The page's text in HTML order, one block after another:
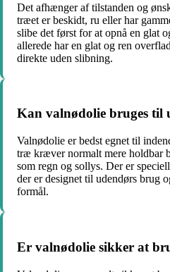
Det afhænger af tilstanden og
træet er beskidt, ru eller har
slibe det først for at opnå en glat
allerede har en glat og ren
direkte uden slibning.
Kan valnødolie bruges til
Valnødolie er bedst egnet til
træ kræver normalt mere holdbar
som regn og sollys. Der er
der er designet til udendørs brug
formål.
Er valnødolie sikker at